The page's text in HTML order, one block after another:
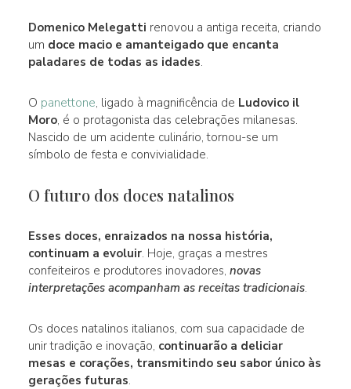
Domenico Melegatti renovou a antiga receita, criando
um doce macio e amanteigado que encanta
paladares de todas as idades.
O panettone, ligado à magnificência de Ludovico il
Moro, é o protagonista das celebrações milanesas.
Nascido de um acidente culinário, tornou-se um
símbolo de festa e convivialidade.
O futuro dos doces natalinos
Esses doces, enraizados na nossa história,
continuam a evoluir. Hoje, graças a mestres
confeiteiros e produtores inovadores, novas
interpretações acompanham as receitas tradicionais.
Os doces natalinos italianos, com sua capacidade de
unir tradição e inovação, continuarão a deliciar
mesas e corações, transmitindo seu sabor único às
gerações futuras.